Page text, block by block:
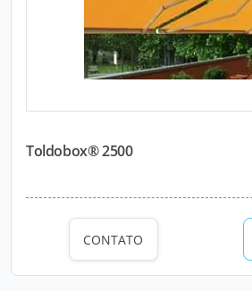
Toldobox® 2500
CONTATO